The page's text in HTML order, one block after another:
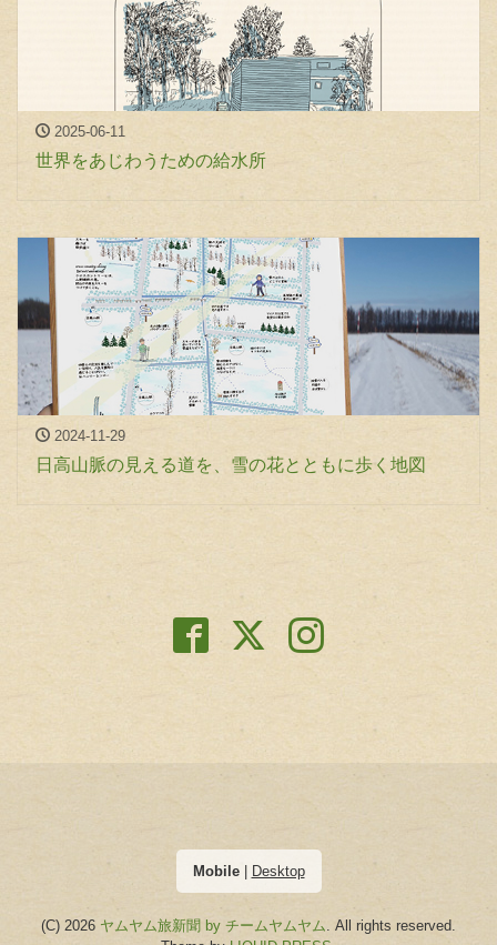
2025-06-11
世界をあじわうための給水所
2024-11-29
日高山脈の見える道を、雪の花とともに歩く地図
Mobile| Desktop
(C) 2026 ヤムヤム旅新聞 by チームヤムヤム . All rights reserved.